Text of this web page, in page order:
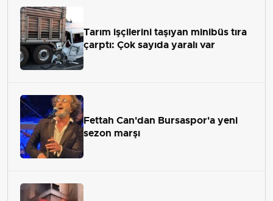
Tarım işçilerini taşıyan minibüs tıra
çarptı: Çok sayıda yaralı var
Fettah Can'dan Bursaspor'a yeni
sezon marşı